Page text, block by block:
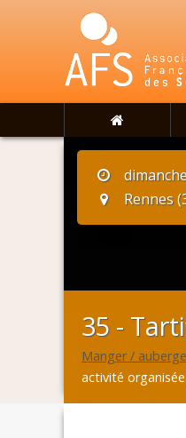
Rennes
35 -
Manger /
activité